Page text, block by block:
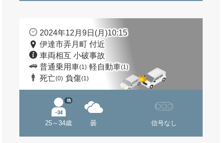
2024年12月9日(月)10:15
伊達市弄月町 付近
車両相互 小破事故
普通乗用車(1) 軽自動車(1)
死亡(0) 負傷(1)
25～34歳
他
曇 信号なし